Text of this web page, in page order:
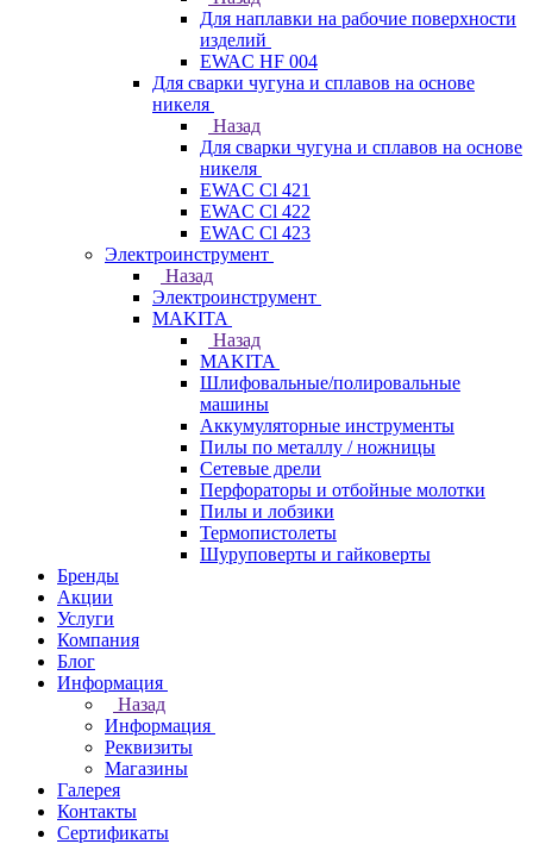
Для наплавки на рабочие поверхности
изделий
EWAC HF 004
Для сварки чугуна и сплавов на основе
никеля
Назад
Для сварки чугуна и сплавов на основе
никеля
EWAC Cl 421
EWAC Cl 422
EWAC Cl 423
Электроинструмент
Назад
Электроинструмент
МAKITA
Назад
МAKITA
Шлифовальные/полировальные
машины
Аккумуляторные инструменты
Пилы по металлу / ножницы
Сетевые дрели
Перфораторы и отбойные молотки
Пилы и лобзики
Термопистолеты
Шуруповерты и гайковерты
Бренды
Акции
Услуги
Компания
Блог
Информация
Назад
Информация
Реквизиты
Магазины
Галерея
Контакты
Сертификаты